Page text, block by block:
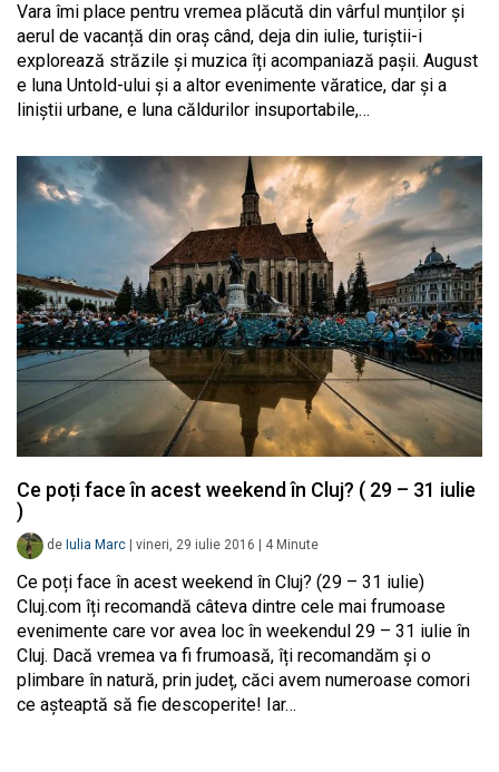
Vara îmi place pentru vremea plăcută din vârful munților și
aerul de vacanță din oraș când, deja din iulie, turiștii-i
explorează străzile și muzica îți acompaniază pașii. August
e luna Untold-ului și a altor evenimente văratice, dar și a
liniștii urbane, e luna căldurilor insuportabile,…
Ce poți face în acest weekend în Cluj? ( 29 – 31 iulie
)
de Iulia Marc vineri, 29 iulie 2016 4 Minute
Ce poți face în acest weekend în Cluj? (29 – 31 iulie)
Cluj.com îți recomandă câteva dintre cele mai frumoase
evenimente care vor avea loc în weekendul 29 – 31 iulie în
Cluj. Dacă vremea va fi frumoasă, îți recomandăm și o
plimbare în natură, prin județ, căci avem numeroase comori
ce așteaptă să fie descoperite! Iar…